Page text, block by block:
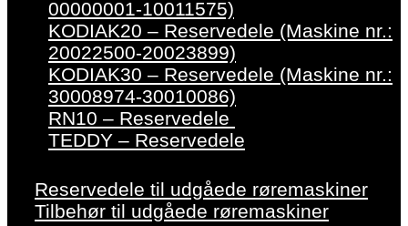
00000001-10011575)
KODIAK20 – Reservedele (Maskine nr.:
20022500-20023899)
KODIAK30 – Reservedele (Maskine nr.:
30008974-30010086)
RN10 – Reservedele
TEDDY – Reservedele
Reservedele til udgåede røremaskiner
Tilbehør til udgåede røremaskiner